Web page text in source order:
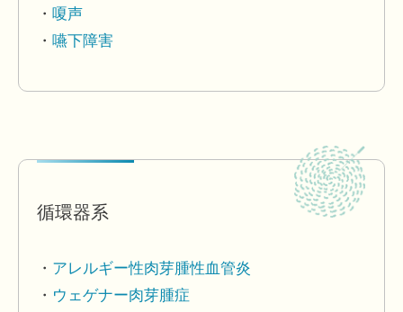
嗄声
嚥下障害
循環器系
アレルギー性肉芽腫性血管炎
ウェゲナー肉芽腫症